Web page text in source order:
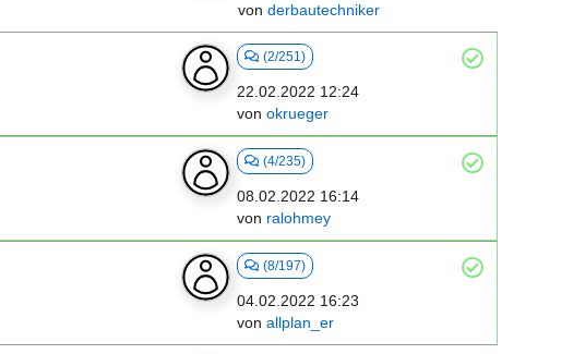
von derbautechniker
(2/251)
22.02.2022 12:24
von okrueger
(4/235)
08.02.2022 16:14
von ralohmey
(8/197)
04.02.2022 16:23
von allplan_er